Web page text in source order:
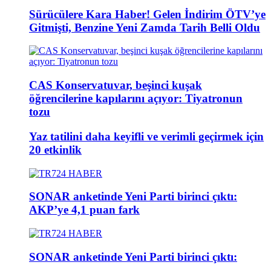
Sürücülere Kara Haber! Gelen İndirim ÖTV’ye
Gitmişti, Benzine Yeni Zamda Tarih Belli Oldu
CAS Konservatuvar, beşinci kuşak
öğrencilerine kapılarını açıyor: Tiyatronun
tozu
Yaz tatilini daha keyifli ve verimli geçirmek için
20 etkinlik
SONAR anketinde Yeni Parti birinci çıktı:
AKP’ye 4,1 puan fark
SONAR anketinde Yeni Parti birinci çıktı: